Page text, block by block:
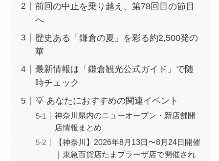
前回の中止を乗り越え、第78回目の節目
へ
歴史ある「鎌倉の夏」を彩る約2,500発の
華
最新情報は「鎌倉観光公式ガイド」で随
時チェック
💡 あなたにおすすめの関連イベント
神奈川県内のニューオープン・新店舗開
店情報まとめ
【神奈川】2026年8月13日〜8月24日開催
｜東急百貨店たまプラーザ店で開催され